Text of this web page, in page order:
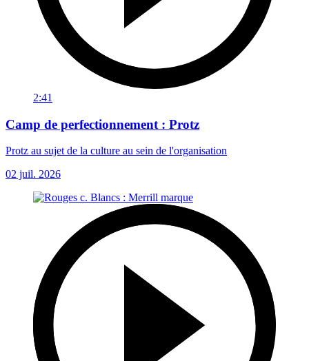
2:41
Camp de perfectionnement : Protz
Protz au sujet de la culture au sein de l'organisation
02 juil. 2026